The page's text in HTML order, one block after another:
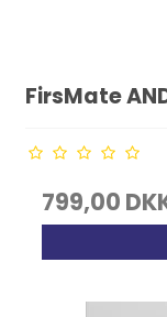
FirsMate
799,00